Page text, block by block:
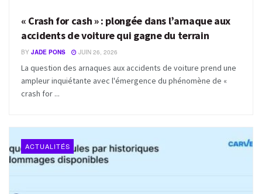
« Crash for cash » : plongée dans l’arnaque aux
accidents de voiture qui gagne du terrain
BY JADE PONS JUIN 26, 2026
La question des arnaques aux accidents de voiture prend une
ampleur inquiétante avec l'émergence du phénomène de «
crash for ...
ACTUALITÉS